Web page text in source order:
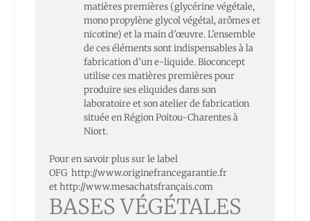
matières premières (glycérine végétale,
mono propylène glycol végétal, arômes et
nicotine) et la main d’œuvre. L’ensemble
de ces éléments sont indispensables à la
fabrication d’un e-liquide. Bioconcept
utilise ces matières premières pour
produire ses eliquides dans son
laboratoire et son atelier de fabrication
située en Région Poitou-Charentes à
Niort.
Pour en savoir plus sur le label
OFG http://www.originefrancegarantie.fr
ethttp://www.mesachatsfrançais.com
BASES VÉGÉTALES